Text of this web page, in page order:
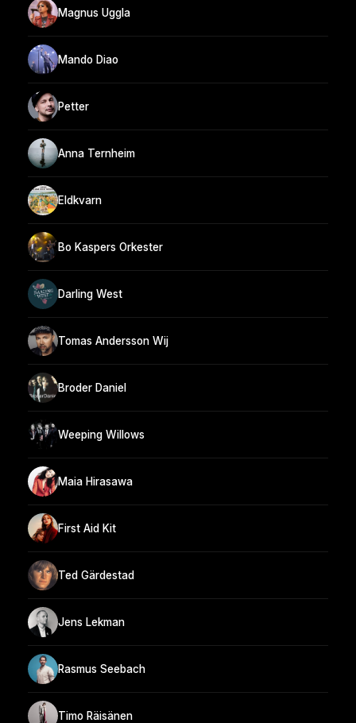
Magnus Uggla
Mando Diao
Petter
Anna Ternheim
Eldkvarn
Bo Kaspers Orkester
Darling West
Tomas Andersson Wij
Broder Daniel
Weeping Willows
Maia Hirasawa
First Aid Kit
Ted Gärdestad
Jens Lekman
Rasmus Seebach
Timo Räisänen